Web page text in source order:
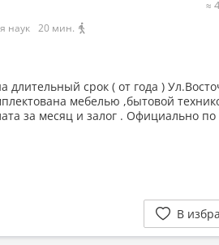
наук 20 мин.
≈
длительный срок ( от года )
мебелью ,бытовой
за месяц и залог . Официально по
В